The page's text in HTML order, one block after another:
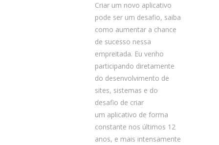
Criar um novo aplicativo
pode ser um desafio, saiba
como aumentar a chance
de sucesso nessa
empreitada. Eu venho
participando diretamente
do desenvolvimento de
sites, sistemas e do
desafio de criar
um aplicativo de forma
constante nos últimos 12
anos, e mais intensamente